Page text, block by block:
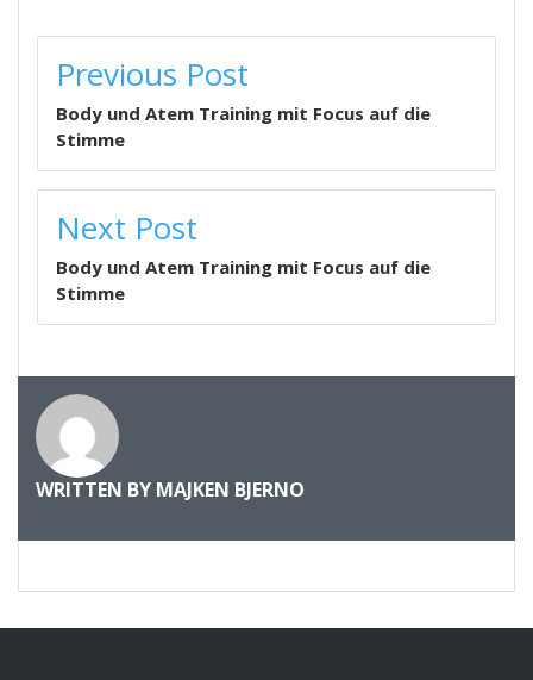
BEITRAGSNAVIGATION
Previous Post
Body und Atem Training mit Focus auf die
Stimme
Next Post
Body und Atem Training mit Focus auf die
Stimme
WRITTEN BY MAJKEN BJERNO